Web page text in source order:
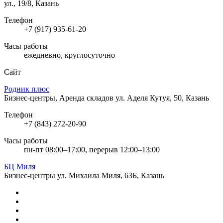
ул., 19/8, Казань
Телефон
+7 (917) 935-61-20
Часы работы
ежедневно, круглосуточно
Сайт
Родник плюс
Бизнес-центры, Аренда складов ул. Аделя Кутуя, 50, Казань
Телефон
+7 (843) 272-20-90
Часы работы
пн-пт 08:00–17:00, перерыв 12:00–13:00
БЦ Миля
Бизнес-центры ул. Михаила Миля, 63Б, Казань